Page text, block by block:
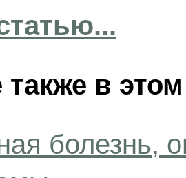
также в
болезнь,